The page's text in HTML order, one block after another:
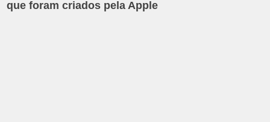
que foram criados pela Apple